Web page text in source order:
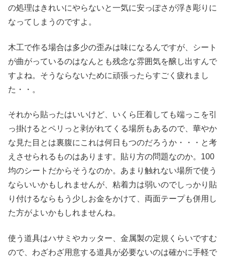
の処理はきれいにやらないと一気に安っぽさが浮き彫りに
なってしまうのですよ。
木工で作る場合は多少の歪みは味になるんですが、シート
が曲がっているのはなんとも残念な雰囲気を醸し出すんで
すよね。そうならないために頑張ったらすごく疲れまし
た・・。
それから貼ったはいいけど、いくら圧着しても端っこを引
っ掛けるとペリっと剥がれてくる場所もあるので、華やか
な見た目とは裏腹にこれは何日もつのだろうか・・・と考
えさせられるものはあります。貼り方の問題なのか。100
均のシートだからそうなのか。あまり触れない場所で使う
ならいいかもしれませんが、粘着力は弱いのでしっかり貼
り付けるならもう少しお金をかけて、両面テープも併用し
た方がよいかもしれませんね。
使う道具はハサミやカッター、金属製の定規くらいですむ
ので、わざわざ用意する道具が必要ないのは確かに手軽で